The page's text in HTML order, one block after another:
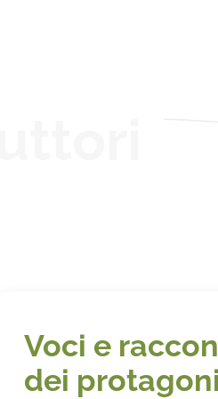
Voci e
dei